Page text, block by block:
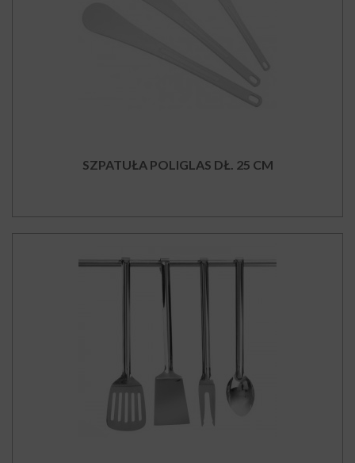
SZPATUŁA POLIGLAS DŁ. 25 CM